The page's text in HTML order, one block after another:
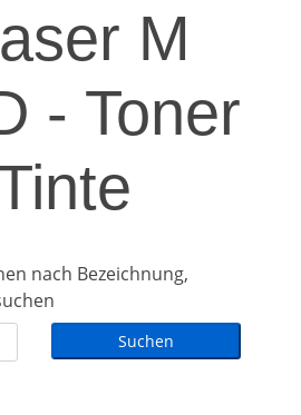
M
- Toner
nach Bezeichnung,